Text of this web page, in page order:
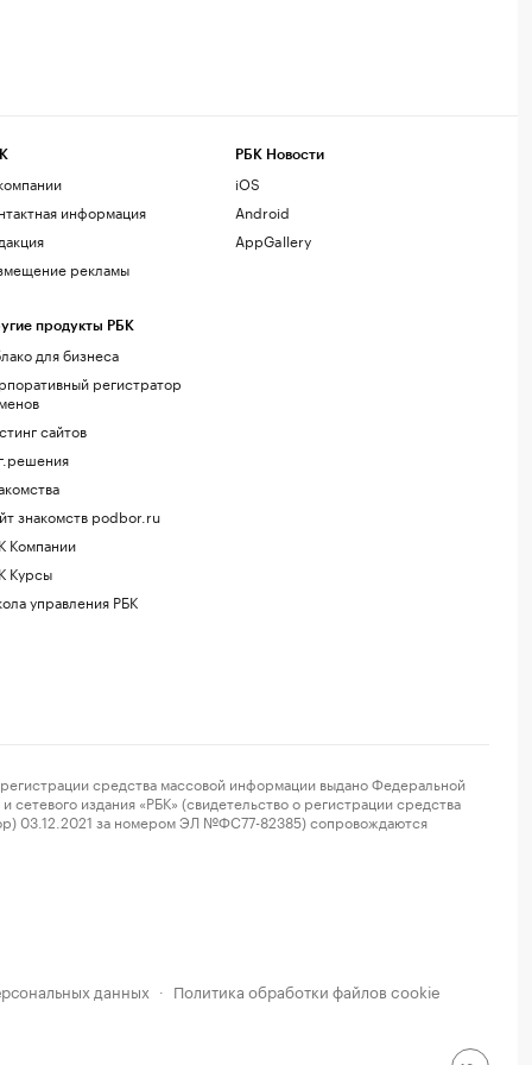
информация
рекламы
продукты РБК
для бизнеса
регистратор
сайтов
знакомств podbor.ru
Компании
Курсы
управления РБК
РБК Новости
iOS
Android
AppGallery
средства массовой информации выдано Федеральной
издания «РБК» (свидетельство о регистрации средства
03.12.2021 за номером ЭЛ №ФС77-82385) сопровождаются
данных · Политика обработки файлов cookie